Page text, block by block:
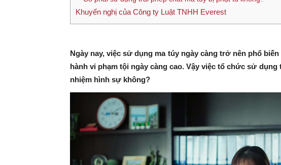
Khuyến nghị của Công ty Luật TNHH Everest
Ngày nay, việc sử dụng ma túy ngày càng trở nên phổ
hành vi phạm tội ngày càng cao. Vậy việc tổ chức sử
nhiệm hình sự không?